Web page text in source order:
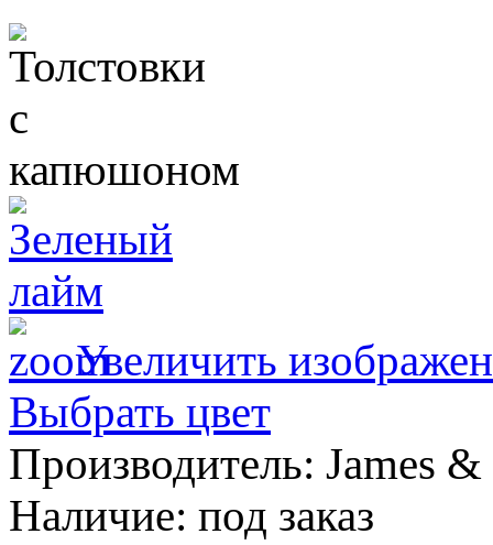
Увеличить
Выбрать цвет
Производитель: James
Наличие: под заказ